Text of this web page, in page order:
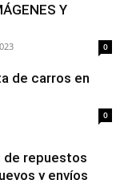
Y
0
de carros en
0
de repuestos
y envíos